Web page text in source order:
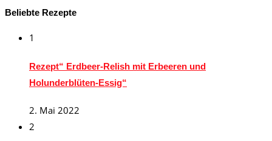
Beliebte Rezepte
1
Rezept“ Erdbeer-Relish mit Erbeeren und
Holunderblüten-Essig“
2. Mai 2022
2